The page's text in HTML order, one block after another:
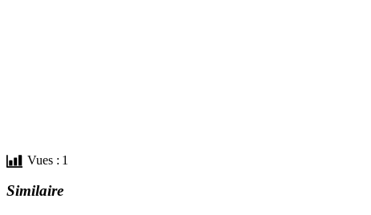
Vues : 1
Similaire